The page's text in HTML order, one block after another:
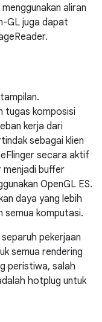
aliran
GL juga dapat
tugas komposisi
kerja dari
sebagai klien
secara aktif
menjadi buffer
OpenGL ES.
daya yang lebih
semua komputasi.
separuh pekerjaan
semua rendering
peristiwa, salah
hotplug untuk